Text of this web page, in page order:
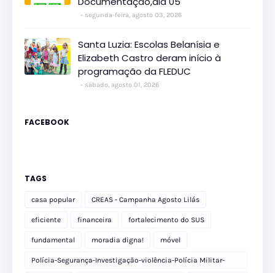
segunda-feira, agosto 03, 2026
Santa Luzia: Escolas Belanísia e
Elizabeth Castro deram início à
programação da FLEDUC
sábado, agosto 01, 2026
FACEBOOK
TAGS
casa popular CREAS - Campanha Agosto Lilás
eficiente financeira fortalecimento do SUS
fundamental moradia digna! móvel
Polícia-Segurança-Investigação-violência-Polícia Militar-